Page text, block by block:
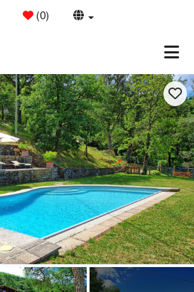
(0)